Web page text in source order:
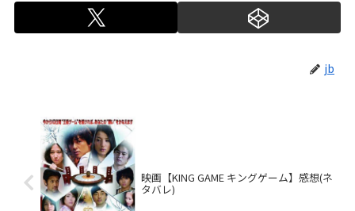
jb
映画【KING GAME キングゲーム】感想(ネ
タバレ)